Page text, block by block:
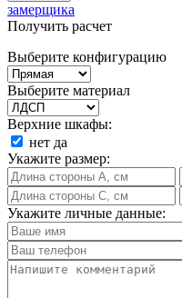
замерщика
Получить расчет
Выберите конфигурацию
Выберите материал
Верхние шкафы:
нет да
Укажите размер:
Укажите личные данные: